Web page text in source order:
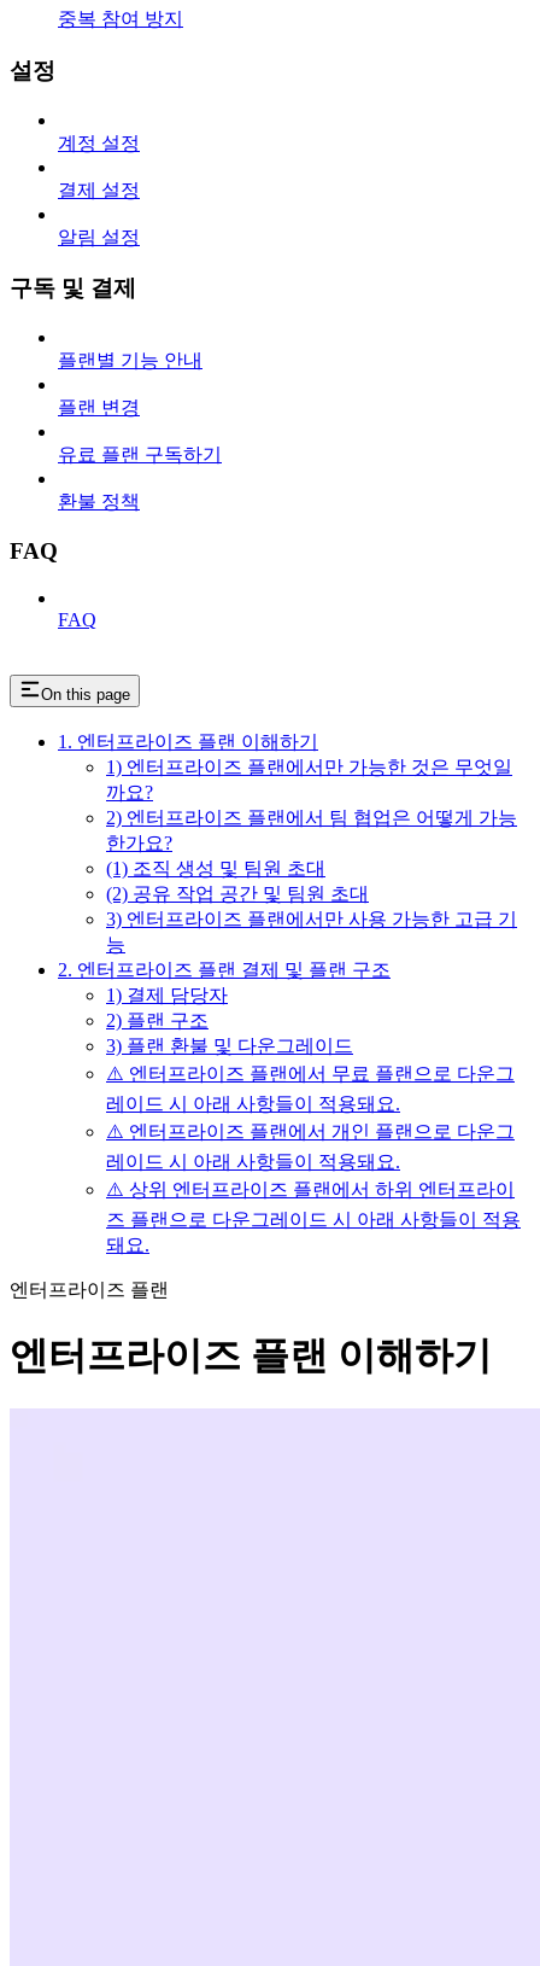
중복 참여 방지
설정
계정 설정
결제 설정
알림 설정
구독 및 결제
플랜별 기능 안내
플랜 변경
유료 플랜 구독하기
환불 정책
FAQ
FAQ
On this page
1. 엔터프라이즈 플랜 이해하기
1) 엔터프라이즈 플랜에서만 가능한 것은 무엇일
까요?
2) 엔터프라이즈 플랜에서 팀 협업은 어떻게 가능
한가요?
(1) 조직 생성 및 팀원 초대
(2) 공유 작업 공간 및 팀원 초대
3) 엔터프라이즈 플랜에서만 사용 가능한 고급 기
능
2. 엔터프라이즈 플랜 결제 및 플랜 구조
1) 결제 담당자
2) 플랜 구조
3) 플랜 환불 및 다운그레이드
⚠️ 엔터프라이즈 플랜에서 무료 플랜으로 다운그
레이드 시 아래 사항들이 적용돼요.
⚠️ 엔터프라이즈 플랜에서 개인 플랜으로 다운그
레이드 시 아래 사항들이 적용돼요.
⚠️ 상위 엔터프라이즈 플랜에서 하위 엔터프라이
즈 플랜으로 다운그레이드 시 아래 사항들이 적용
돼요.
엔터프라이즈 플랜
엔터프라이즈 플랜 이해하기